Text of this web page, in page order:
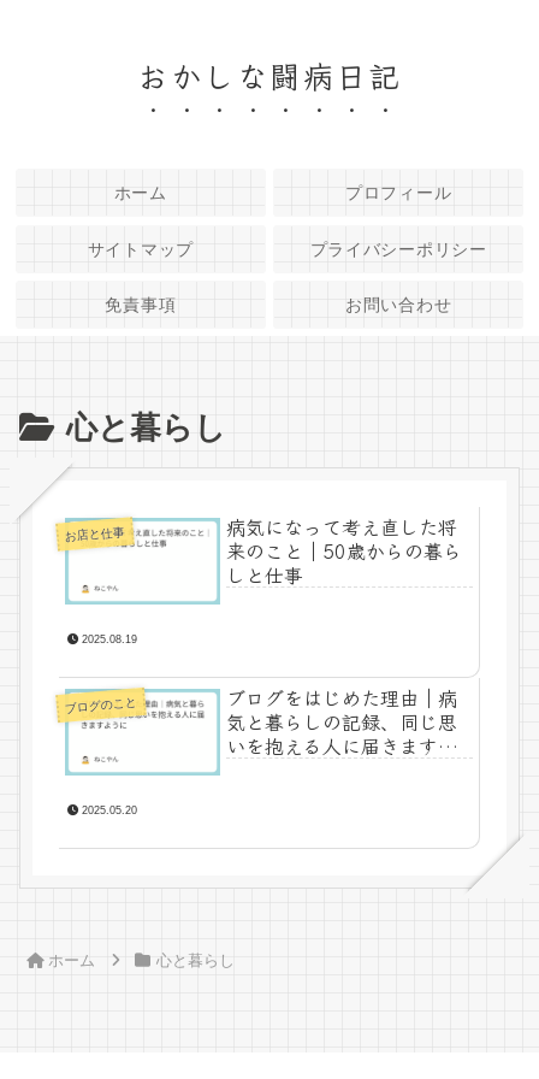
おかしな闘病日記
ホーム プロフィール
サイトマップ プライバシーポリシー
免責事項 お問い合わせ
心と暮らし
お店と仕事
病気になって考え直した将
来のこと｜50歳からの暮ら
しと仕事
2025.08.19
ブログのこと
ブログをはじめた理由｜病
気と暮らしの記録、同じ思
いを抱える人に届きますよ
2025.05.20
ホーム 心と暮らし